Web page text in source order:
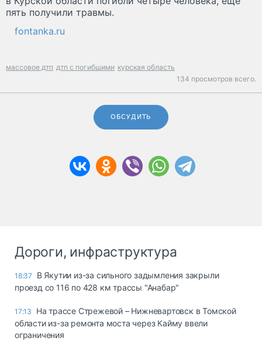
пять получили травмы.
fontanka.ru
массовое дтп дтп с погибшими курская область
134 просмотров всего.
ОБСУДИТЬ
Дороги, инфраструктура
18:37
В Якутии из-за сильного задымления закрыли
проезд со 116 по 428 км трассы "Анабар"
17:13
На трассе Стрежевой – Нижневартовск в Томской
области из-за ремонта моста через Кайму ввели
ограничения